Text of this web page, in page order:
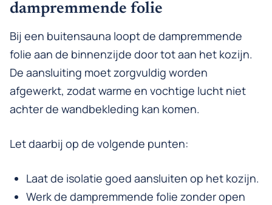
dampremmende folie
Bij een buitensauna loopt de dampremmende
folie aan de binnenzijde door tot aan het kozijn.
De aansluiting moet zorgvuldig worden
afgewerkt, zodat warme en vochtige lucht niet
achter de wandbekleding kan komen.
Let daarbij op de volgende punten:
Laat de isolatie goed aansluiten op het kozijn.
Werk de dampremmende folie zonder open